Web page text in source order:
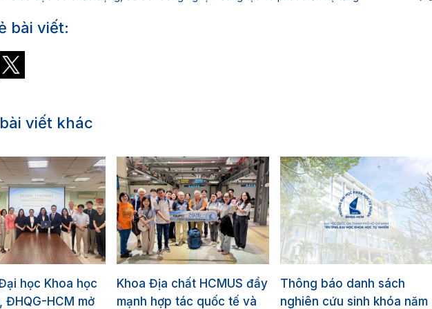
bài viết:
viết khác
học Khoa học
ĐHQG-HCM mở
Khoa Địa chất HCMUS đẩy
mạnh hợp tác quốc tế và
Thông báo danh sách
nghiên cứu sinh khóa năm